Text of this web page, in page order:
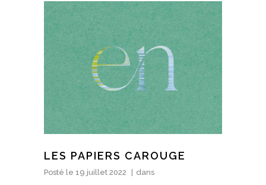
LES PAPIERS CAROUGE
Posté le 19 juillet 2022 dans